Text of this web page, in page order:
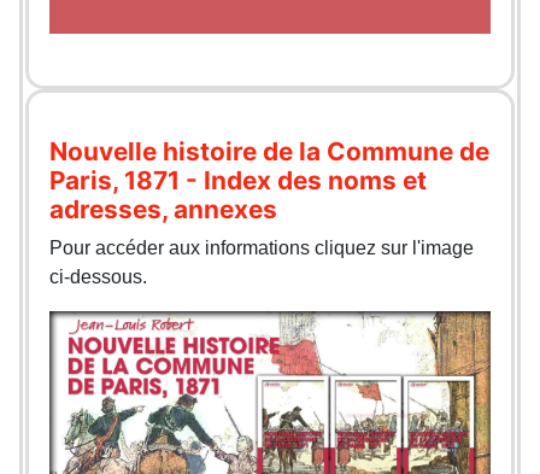
Nouvelle histoire de la Commune de
Paris, 1871 - Index des noms et
adresses, annexes
Pour accéder aux informations cliquez sur l'image
ci-dessous.